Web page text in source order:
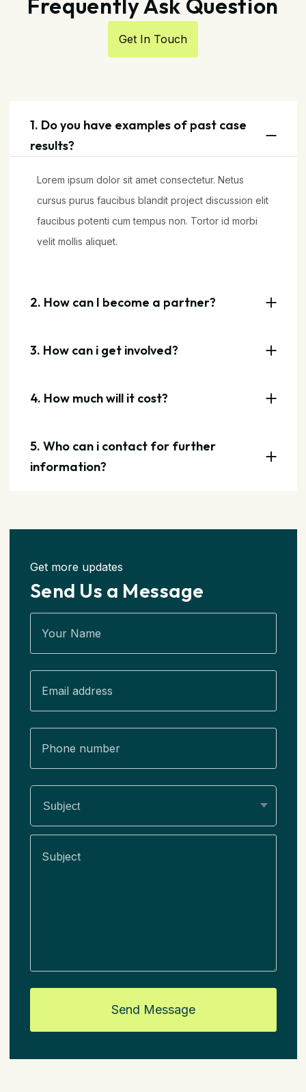
Get In Touch
1. Do you have examples of past case
results?
Lorem ipsum dolor sit amet consectetur. Netus
cursus purus faucibus blandit project discussion elit
faucibus potenti cum tempus non. Tortor id morbi
velit mollis aliquet.
2. How can I become a partner?
3. How can i get involved?
4. How much will it cost?
5. Who can i contact for further
information?
Get more updates
Send Us a Message
Subject